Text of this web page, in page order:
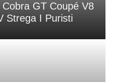
Cobra GT Coupé V8
Strega I Puristi